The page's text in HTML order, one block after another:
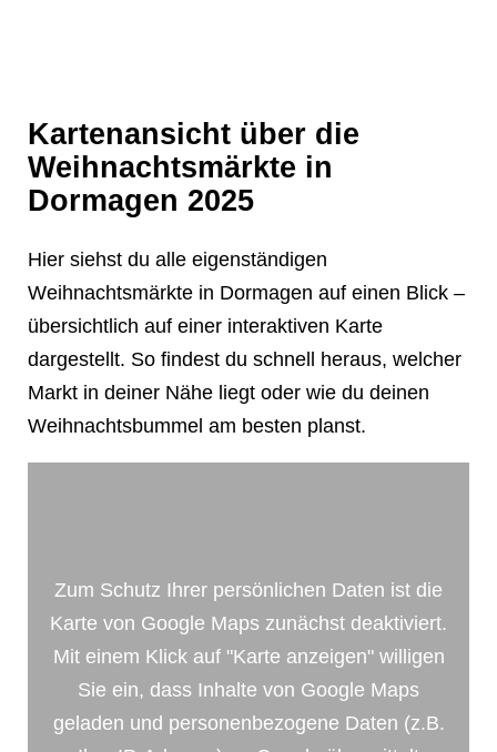
Kartenansicht über die
Weihnachtsmärkte in
Dormagen 2025
Hier siehst du alle eigenständigen
Weihnachtsmärkte in Dormagen auf einen Blick –
übersichtlich auf einer interaktiven Karte
dargestellt. So findest du schnell heraus, welcher
Markt in deiner Nähe liegt oder wie du deinen
Weihnachtsbummel am besten planst.
Zum Schutz Ihrer persönlichen Daten ist die
Karte von Google Maps zunächst deaktiviert.
Mit einem Klick auf "Karte anzeigen" willigen
Sie ein, dass Inhalte von Google Maps
geladen und personenbezogene Daten (z.B.